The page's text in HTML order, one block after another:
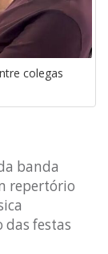
colegas
banda
repertório
festas